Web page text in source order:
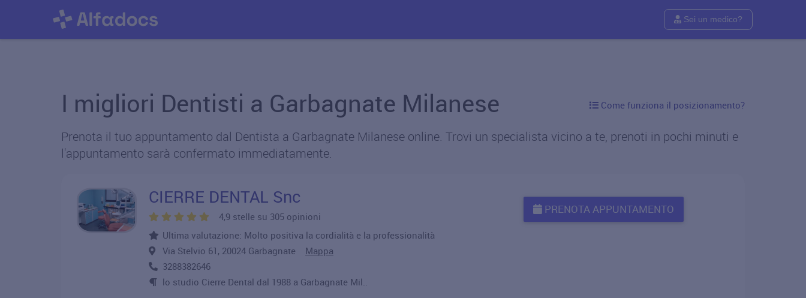
Sei un medico?
I migliori Dentisti a Garbagnate Milanese Come funziona il posizionamento?
Prenota il tuo appuntamento dal Dentista a Garbagnate Milanese online. Trovi un specialista vicino a te, prenoti in pochi minuti e
l'appuntamento sarà confermato immediatamente.
CIERRE DENTAL Snc
4,9 stelle su 305 opinioni
Ultima valutazione: Molto positiva la cordialità e la professionalità
Via Stelvio 61, 20024 Garbagnate Mappa
3288382646
lo studio Cierre Dental dal 1988 a Garbagnate Mil..
PRENOTA APPUNTAMENTO